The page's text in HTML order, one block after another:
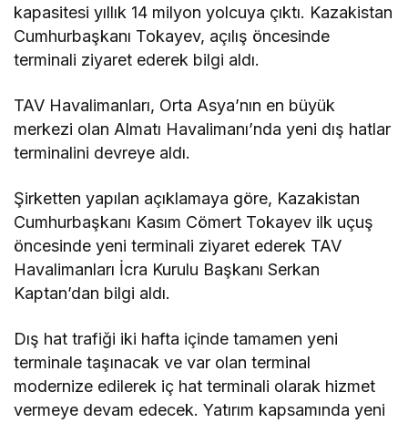
kapasitesi yıllık 14 milyon yolcuya çıktı. Kazakistan
Cumhurbaşkanı Tokayev, açılış öncesinde
terminali ziyaret ederek bilgi aldı.
TAV Havalimanları, Orta Asya’nın en büyük
merkezi olan Almatı Havalimanı’nda yeni dış hatlar
terminalini devreye aldı.
Şirketten yapılan açıklamaya göre, Kazakistan
Cumhurbaşkanı Kasım Cömert Tokayev ilk uçuş
öncesinde yeni terminali ziyaret ederek TAV
Havalimanları İcra Kurulu Başkanı Serkan
Kaptan’dan bilgi aldı.
Dış hat trafiği iki hafta içinde tamamen yeni
terminale taşınacak ve var olan terminal
modernize edilerek iç hat terminali olarak hizmet
vermeye devam edecek. Yatırım kapsamında yeni